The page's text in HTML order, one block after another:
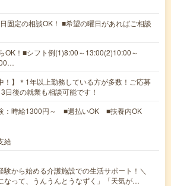
固定の相談OK！ ■希望の曜日があればご相談
OK！■シフト例(1)8:00～13:00(2)10:00～
！】＊1年以上勤務している方が多数！ご応募
日後の就業も相談可能です！
：時給1300円～ ■週払いOK ■扶養内OK
給
験から始める介護施設での生活サポート！＼
なって、うんうんとうなずく」「天気が…